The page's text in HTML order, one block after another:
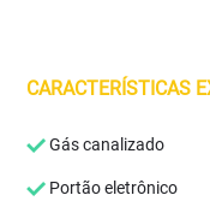
CARACTERÍSTICAS
Gás canalizado
Portão eletrônico